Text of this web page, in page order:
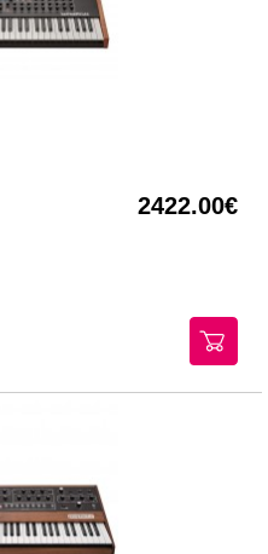
2422.00